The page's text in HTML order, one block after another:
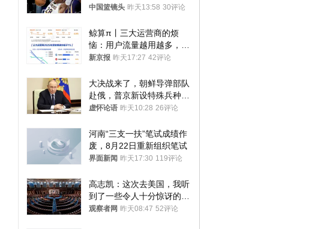
中国篮镜头 昨天13:58 30评论
鲸算π丨三大运营商的烦
恼：用户流量越用越多，收
入却越来越少
新京报 昨天17:27 42评论
大决战来了，朝鲜导弹部队
赴俄，普京新设特殊兵种，
76岁老将扛旗
虚怀论语 昨天10:28 26评论
河南“三支一扶”笔试成绩作
废，8月22日重新组织笔试
界面新闻 昨天17:30 119评论
高志凯：这次去美国，我听
到了一些令人十分惊讶的消
息
观察者网 昨天08:47 52评论